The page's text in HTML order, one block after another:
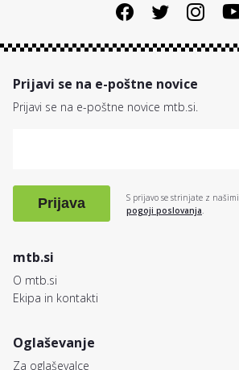
mtb.si
O mtb.si
Ekipa in kontakti
Oglaševanje
Za oglaševalce
Prijavi se na e-poštne novice
Prijavi se na e-poštne novice mtb.si.
Prijava S prijavo se strinjate z našimi
pogoji poslovanja